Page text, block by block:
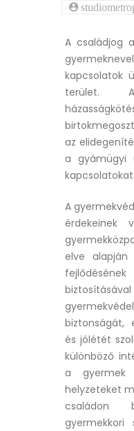
A családjog
kapcsolatok
terület. A
az
a gyámügyi
A
érdekeinek
elve
biztonságát,
és jólétét
különböző
a gyermek
helyzeteket
családon
gyermekkori